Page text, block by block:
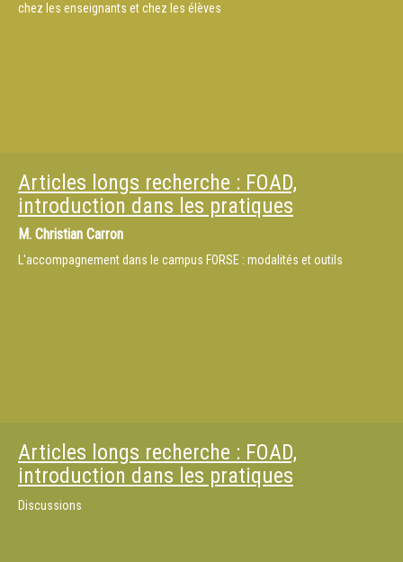
chez les enseignants et chez les élèves
Articles longs recherche : FOAD,
introduction dans les pratiques
M. Christian Carron
L'accompagnement dans le campus FORSE : modalités et outils
Articles longs recherche : FOAD,
introduction dans les pratiques
Discussions